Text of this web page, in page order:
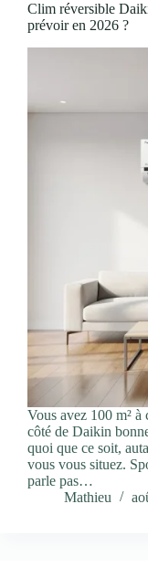
Clim réversible
prévoir en 2026 ?
Vous avez 100 m² à
côté de Daikin
quoi que ce soit,
vous vous situez.
parle pas…
Mathieu